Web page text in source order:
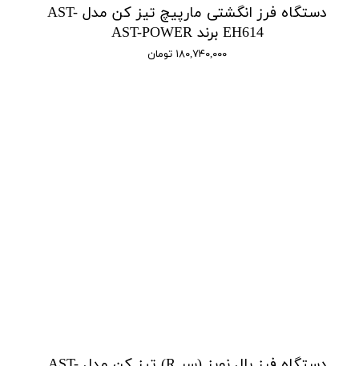
دستگاه فرز انگشتی مارپیچ تیز کن مدل AST-
EH614 برند AST-POWER
۱۸۰,۷۴۰,۰۰۰ تومان